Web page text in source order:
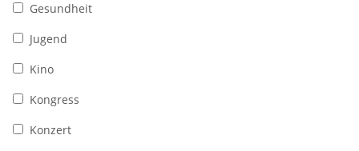
Gesundheit
Jugend
Kino
Kongress
Konzert